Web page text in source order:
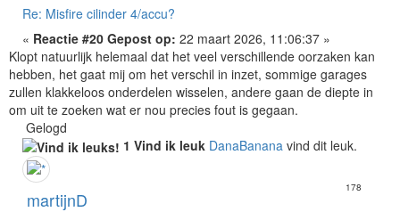
Re: Misfire cilinder 4/accu?
« Reactie #20 Gepost op: 22 maart 2026, 11:06:37 »
Klopt natuurlijk helemaal dat het veel verschillende oorzaken kan
hebben, het gaat mij om het verschil in inzet, sommige garages
zullen klakkeloos onderdelen wisselen, andere gaan de diepte in
om uit te zoeken wat er nou precies fout is gegaan.
Gelogd
1 Vind ik leuk DanaBanana vind dit leuk.
martijnD
178